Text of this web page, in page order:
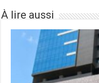
À lire aussi